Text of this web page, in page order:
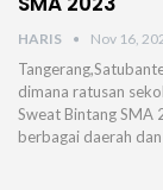
HARIS Nov 16,
dimana ratusan
Sweat Bintang SMA
berbagai daerah